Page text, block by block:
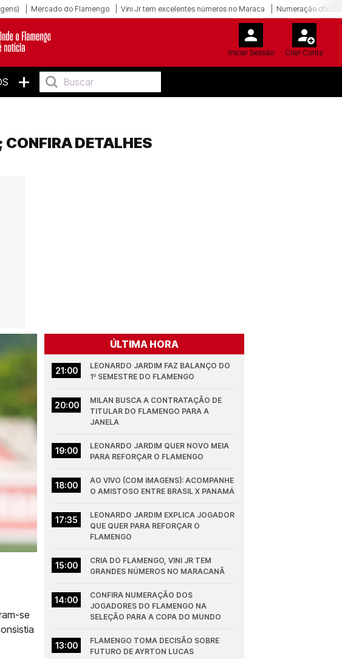
Mercado do Flamengo Vini Jr tem excelentes números no Maraca Numeração oficial
Iniciar Sessão Criar Conta
+
CONFIRA DETALHES
se
ÚLTIMA HORA
21:00
LEONARDO JARDIM FAZ BALANÇO DO
1º SEMESTRE DO FLAMENGO
20:00
MILAN BUSCA A CONTRATAÇÃO DE
TITULAR DO FLAMENGO PARA A
JANELA
19:00
LEONARDO JARDIM QUER NOVO MEIA
PARA REFORÇAR O FLAMENGO
18:00
AO VIVO (COM IMAGENS): ACOMPANHE
O AMISTOSO ENTRE BRASIL X PANAMÁ
17:35
LEONARDO JARDIM EXPLICA JOGADOR
QUE QUER PARA REFORÇAR O
FLAMENGO
15:00
CRIA DO FLAMENGO, VINI JR TEM
GRANDES NÚMEROS NO MARACANÃ
14:00
CONFIRA NUMERAÇÃO DOS
JOGADORES DO FLAMENGO NA
SELEÇÃO PARA A COPA DO MUNDO
13:00
FLAMENGO TOMA DECISÃO SOBRE
FUTURO DE AYRTON LUCAS